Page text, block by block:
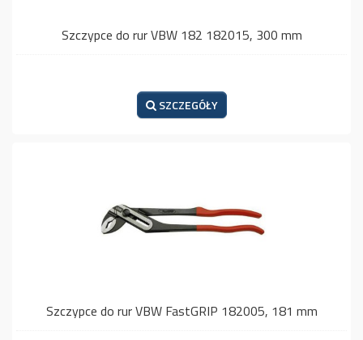
Szczypce do rur VBW 182 182015, 300 mm
SZCZEGÓŁY
Szczypce do rur VBW FastGRIP 182005, 181 mm